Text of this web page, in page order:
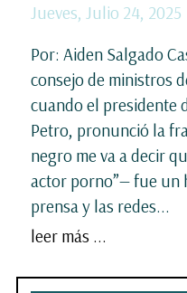
Jueves, Julio 24, 2025
Por: Aiden Salgado
consejo de ministros
cuando el presidente
Petro, pronunció la
negro me va a decir
actor porno”— fue un
prensa y las redes...
leer más ...